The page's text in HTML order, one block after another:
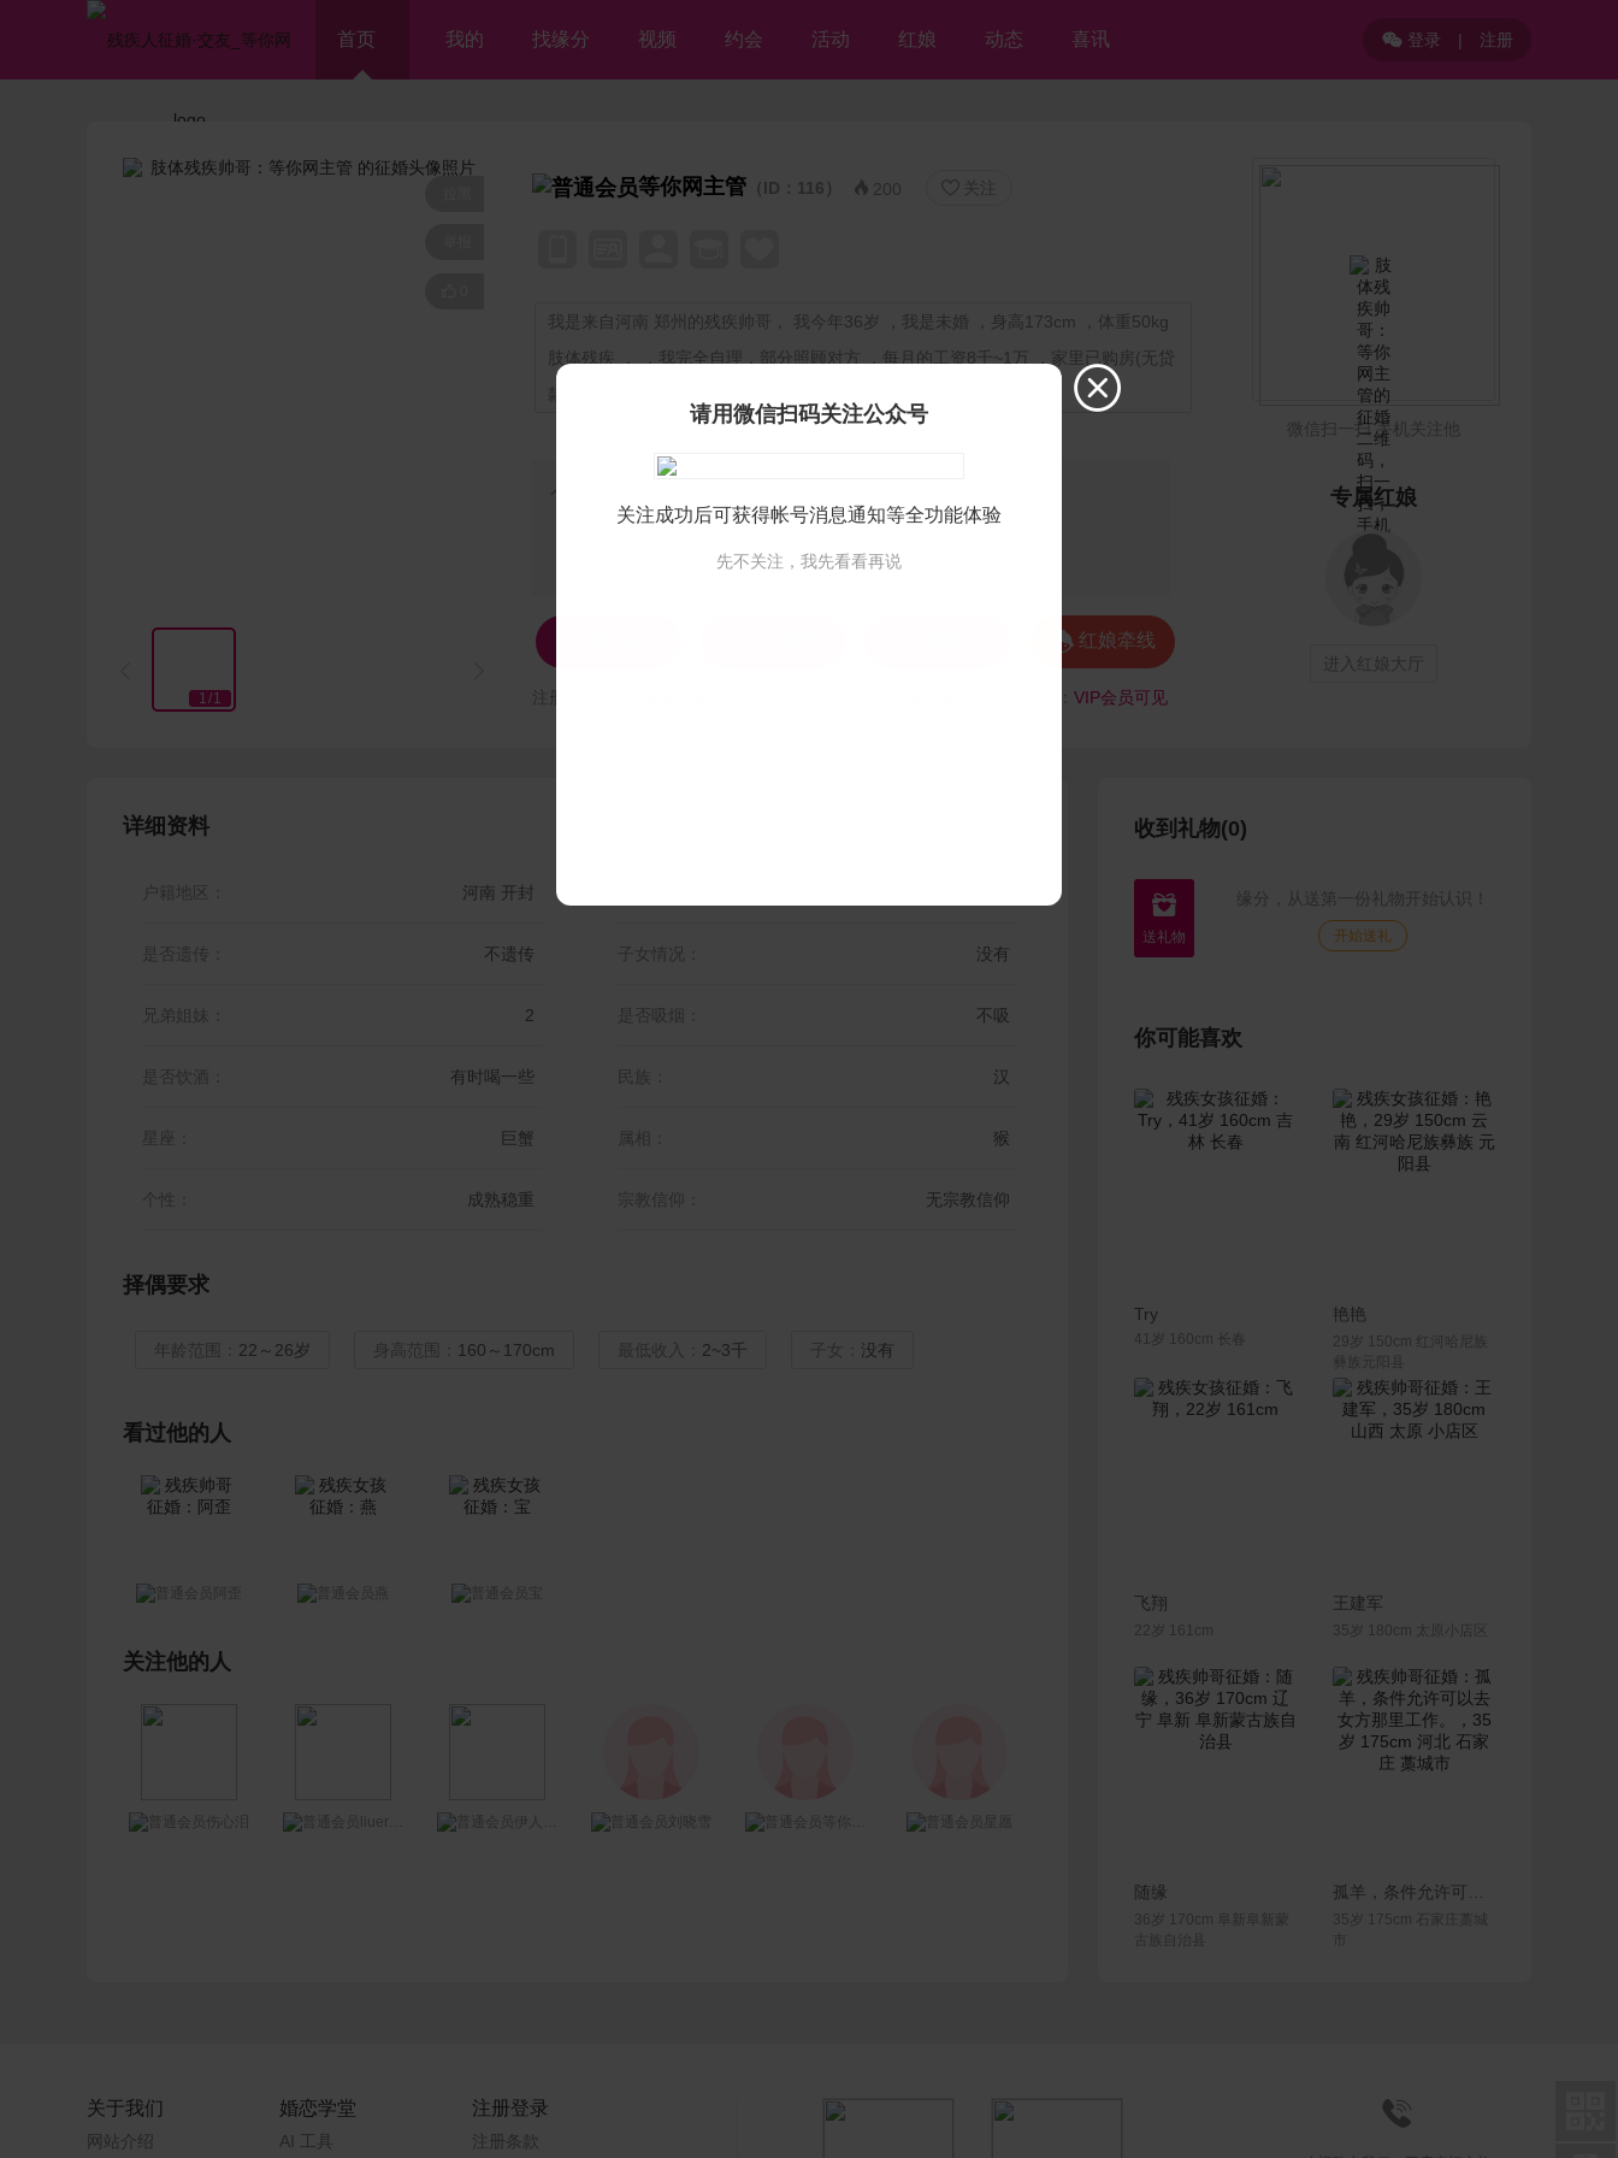
首页 我的 找缘分 视频 约会 活动 红娘 动态 喜讯 登录 | 注册
1/1
等你网主管 （ID：116）  200  关注
我是来自河南 郑州的残疾帅哥， 我今年36岁 ，我是未婚 ，身高173cm ，体重50kg
肢体残疾 ， ，我完全自理，部分照顾对方 ，每月的工资8千~1万 ，家里已购房(无贷
款)
个人独白：
 红娘牵线
VIP会员可见
微信扫一扫 手机关注他
专属红娘
进入红娘大厅
详细资料
户籍地区： 河南 开封
是否遗传： 不遗传 子女情况： 没有
兄弟姐妹： 2 是否吸烟： 不吸
是否饮酒： 有时喝一些 民族： 汉
星座： 巨蟹 属相： 猴
个性： 成熟稳重 宗教信仰： 无宗教信仰
择偶要求
年龄范围： 22～26岁 身高范围： 160～170cm 最低收入： 2~3千 子女： 没有
看过他的人
关注他的人
伤心泪 liuerjuan 伊人红妆 等你网网络相亲
收到礼物(0)
 缘分，从送第一份礼物开始认识！
开始送礼
你可能喜欢
Try
41岁 160cm 长春
艳艳
29岁 150cm 红河哈尼族
彝族元阳县
飞翔
22岁 161cm
王建军
35岁 180cm 太原小店区
随缘
36岁 170cm 阜新阜新蒙
古族自治县
联系Ta
35岁 175cm 石家庄藁城
关于我们
网站介绍
婚恋学堂
AI 工具
注册登录
注册条款


请用微信扫码关注公众号
关注成功后可获得帐号消息通知等全功能体验
先不关注，我先看看再说